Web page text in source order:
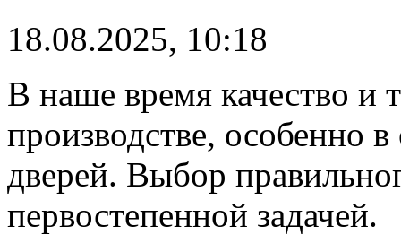
18.08.2025, 10:18
В наше время качество и
производстве, особенно
дверей. Выбор
первостепенной задачей.